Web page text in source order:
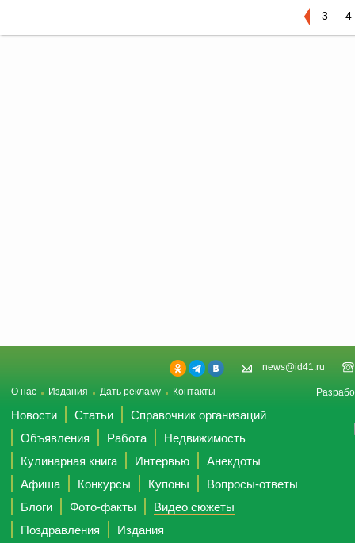
3 4
news@id41.ru
О нас Издания Дать рекламу Контакты
Новости Статьи
Справочник организаций
Объявления
Работа
Недвижимость
Кулинарная книга
Интервью
Анекдоты
Афиша
Конкурсы Купоны
Вопросы-ответы
Блоги
Фото-факты
Видео сюжеты
Поздравления
Издания